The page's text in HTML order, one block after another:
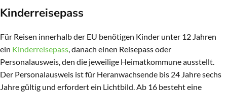
Kinderreisepass
Für Reisen innerhalb der EU benötigen Kinder unter 12 Jahren
ein Kinderreisepass, danach einen Reisepass oder
Personalausweis, den die jeweilige Heimatkommune ausstellt.
Der Personalausweis ist für Heranwachsende bis 24 Jahre sechs
Jahre gültig und erfordert ein Lichtbild. Ab 16 besteht eine